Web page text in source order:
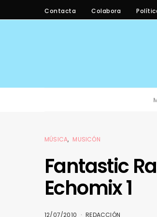
Contacta Colabora
MÚSICA MUSICÓN
Fantastic
Echomix 1
12/07/2010 REDACCIÓN